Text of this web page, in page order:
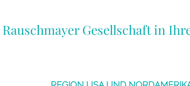
Rauschmayer Gesellschaft in